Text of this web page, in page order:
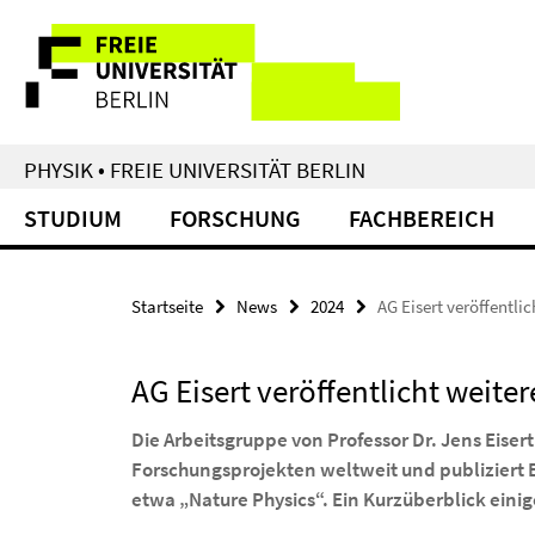
direkt
Inhalt
Service-
Navigation
PHYSIK • FREIE UNIVERSITÄT BERLIN
STUDIUM FORSCHUNG FACHBEREICH
Startseite News 2024 AG Eisert
AG Eisert veröffentlicht
Die Arbeitsgruppe von Professor Dr. Jens
Forschungsprojekten weltweit und publiziert
etwa „Nature Physics“. Ein Kurzüberblick